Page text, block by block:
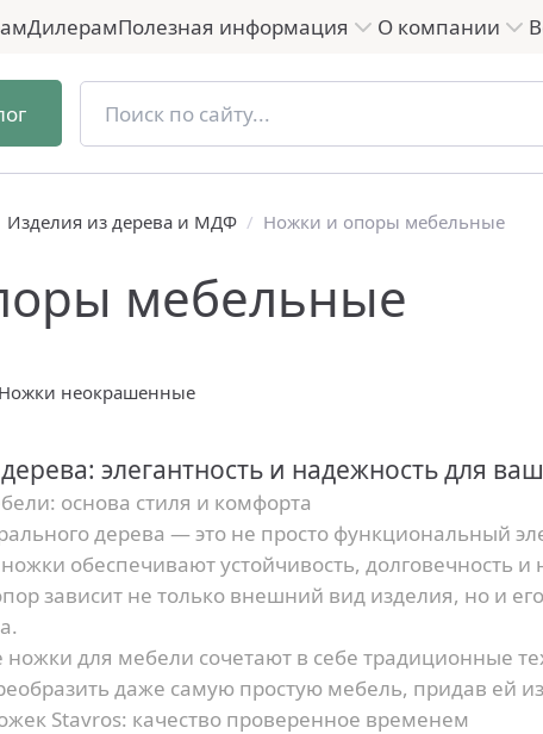
ДилерамПолезная информация О компании
Изделия из дерева и МДФ / Ножки и опоры мебельные
мебельные
Ножки неокрашенные
элегантность и надежность для
основа стиля и комфорта
дерева — это не просто функциональный
обеспечивают устойчивость, долговечность
зависит не только внешний вид изделия, но и
для мебели сочетают в себе традиционные
даже самую простую мебель, придав ей
Stavros: качество проверенное временем